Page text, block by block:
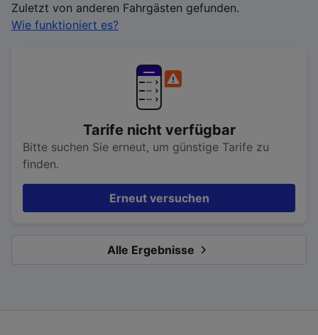
Zuletzt von anderen Fahrgästen gefunden.
Wie funktioniert es?
Tarife nicht verfügbar
Bitte suchen Sie erneut, um günstige Tarife zu
finden.
Erneut versuchen
Alle Ergebnisse